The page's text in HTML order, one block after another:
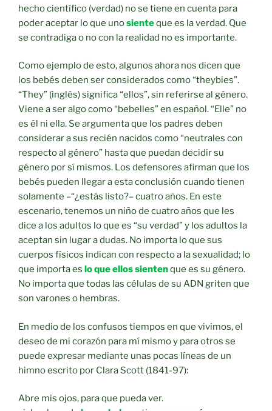
hecho científico (verdad) no se tiene en cuenta para
poder aceptar lo que unosienteque es la verdad. Que
se contradiga o no con la realidad no es importante.
Como ejemplo de esto, algunos ahora nos dicen que
los bebés deben ser considerados como “theybies”.
“They” (inglés) significa “ellos”, sin referirse al género.
Viene a ser algo como “bebelles” en español. “Elle” no
es él ni ella. Se argumenta que los padres deben
considerar a sus recién nacidos como “neutrales con
respecto al género” hasta que puedan decidir su
género por sí mismos. Los defensores afirman que los
bebés pueden llegar a esta conclusión cuando tienen
solamente –“¿estás listo?– cuatro años. En este
escenario, tenemos un niño de cuatro años que les
dice a los adultos lo que es “su verdad” y los adultos la
aceptan sin lugar a dudas. No importa lo que sus
cuerpos físicos indican con respecto a la sexualidad; lo
que importa es lo que ellos sientenque es su género.
No importa que todas las células de su ADN griten que
son varones o hembras.
En medio de los confusos tiempos en que vivimos, el
deseo de mi corazón para mí mismo y para otros se
puede expresar mediante unas pocas líneas de un
himno escrito por Clara Scott (1841-97):
Abre mis ojos, para que pueda ver.